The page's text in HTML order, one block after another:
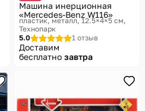
Машина инерционная
«Mercedes-Benz W116»
пластик, металл, 12.5×4×5 см
Технопарк
5.0
1 отзыв
Доставим
бесплатно завтра